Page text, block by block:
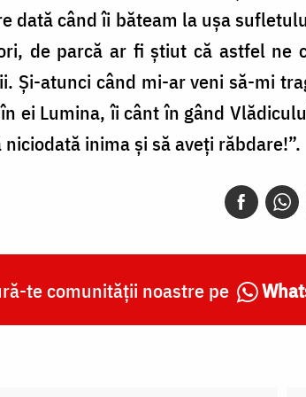
dată când îi băteam la ușa
de parcă ar fi știut că astfel ne
Și-atunci când mi-ar veni să-mi
ei Lumina, îi cânt în gând
niciodată inima și să aveți răbdare!”.
te comunității noastre pe